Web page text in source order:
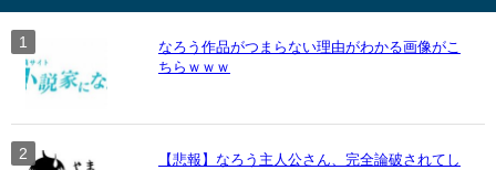
なろう作品がつまらない理由がわかる画像がこ
ちらｗｗｗ
【悲報】なろう主人公さん、完全論破されてし